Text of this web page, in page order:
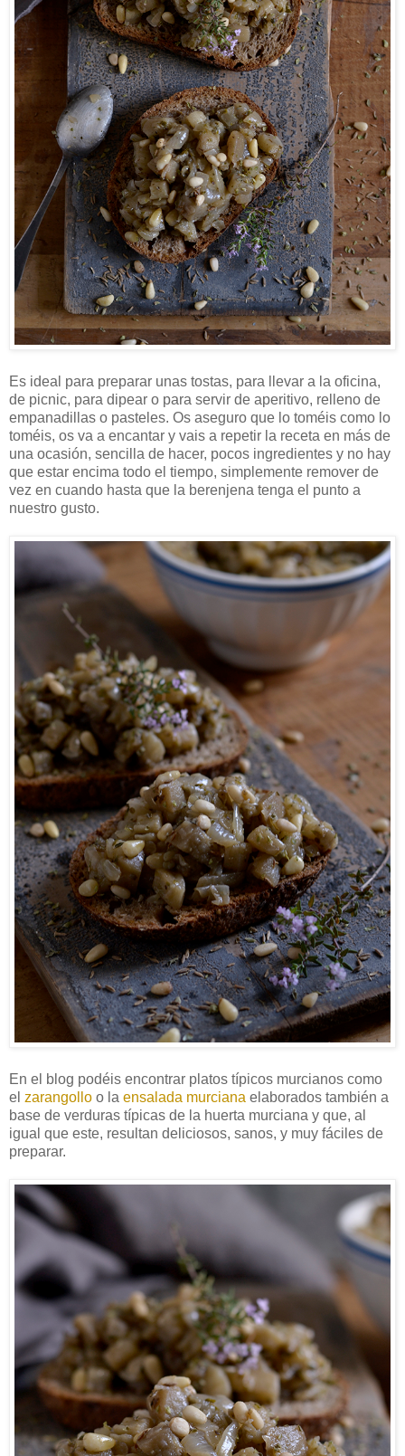
Es ideal para preparar unas tostas, para llevar a la oficina,
de picnic, para dipear o para servir de aperitivo, relleno de
empanadillas o pasteles. Os aseguro que lo toméis como lo
toméis, os va a encantar y vais a repetir la receta en más de
una ocasión, sencilla de hacer, pocos ingredientes y no hay
que estar encima todo el tiempo, simplemente remover de
vez en cuando hasta que la berenjena tenga el punto a
nuestro gusto.
En el blog podéis encontrar platos típicos murcianos como
el zarangollo o la ensalada murciana elaborados también a
base de verduras típicas de la huerta murciana y que, al
igual que este, resultan deliciosos, sanos, y muy fáciles de
preparar.